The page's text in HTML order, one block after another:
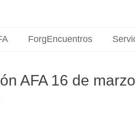
ForgEncuentros
AFA 16 de